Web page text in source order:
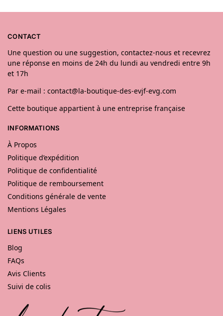
CONTACT
Une question ou une suggestion, contactez-nous et recevrez
une réponse en moins de 24h du lundi au vendredi entre 9h
et 17h
Par e-mail : contact@la-boutique-des-evjf-evg.com
Cette boutique appartient à une entreprise française
INFORMATIONS
À Propos
Politique d’expédition
Politique de confidentialité
Politique de remboursement
Conditions générale de vente
Mentions Légales
LIENS UTILES
Blog
FAQs
Avis Clients
Suivi de colis